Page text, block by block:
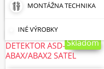
MONTÁŽNA TECHNIKA
INÉ VÝROBKY
48,72 €
VLOŽIŤ DO KOŠÍKA
Skladom